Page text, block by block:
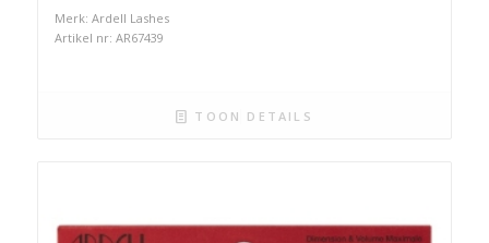
Merk: Ardell Lashes
Artikel nr: AR67439
TOON DETAILS